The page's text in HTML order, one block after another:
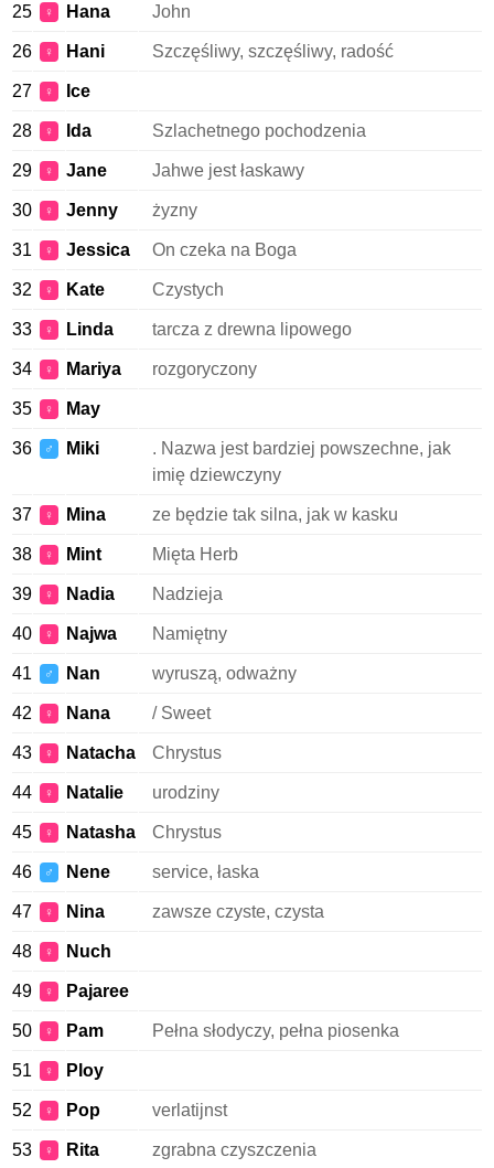
25 ♀ Hana John
26 ♀ Hani Szczęśliwy, szczęśliwy, radość
27 ♀ Ice
28 ♀ Ida Szlachetnego pochodzenia
29 ♀ Jane Jahwe jest łaskawy
30 ♀ Jenny żyzny
31 ♀ Jessica On czeka na Boga
32 ♀ Kate Czystych
33 ♀ Linda tarcza z drewna lipowego
34 ♀ Mariya rozgoryczony
35 ♀ May
36 ♂ Miki
. Nazwa jest bardziej powszechne, jak
imię dziewczyny
37 ♀ Mina ze będzie tak silna, jak w kasku
38 ♀ Mint Mięta Herb
39 ♀ Nadia Nadzieja
40 ♀ Najwa Namiętny
41 ♂ Nan wyruszą, odważny
42 ♀ Nana / Sweet
43 ♀ Natacha Chrystus
44 ♀ Natalie urodziny
45 ♀ Natasha Chrystus
46 ♂ Nene service, łaska
47 ♀ Nina zawsze czyste, czysta
48 ♀ Nuch
49 ♀ Pajaree
50 ♀ Pam Pełna słodyczy, pełna piosenka
51 ♀ Ploy
52 ♀ Pop verlatijnst
53 ♀ Rita zgrabna czyszczenia